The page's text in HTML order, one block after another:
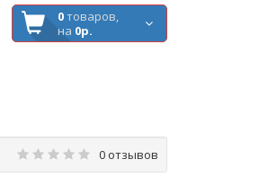
0товаров,
на 0р.
0 отзывов